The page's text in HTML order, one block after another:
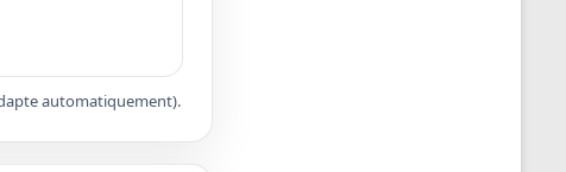
automatiquement).